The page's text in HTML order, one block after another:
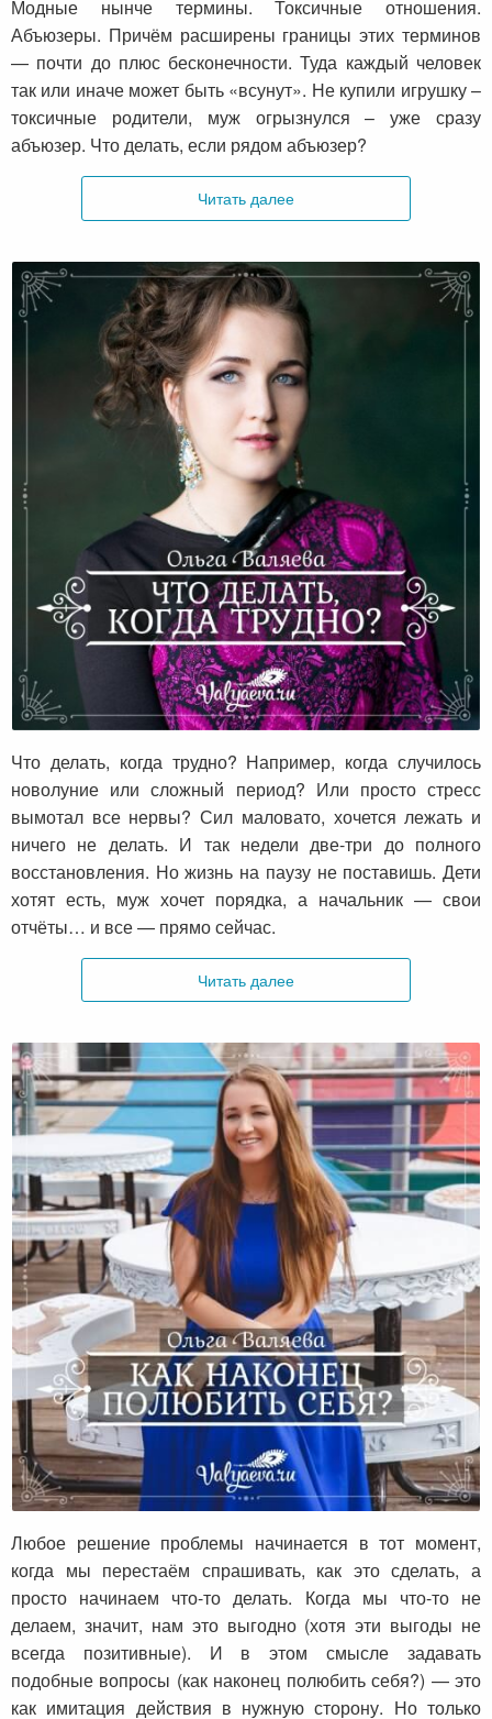
Модные нынче термины. Токсичные отношения.
Абъюзеры. Причём расширены границы этих терминов
— почти до плюс бесконечности. Туда каждый человек
так или иначе может быть «всунут». Не купили игрушку –
токсичные родители, муж огрызнулся – уже сразу
абъюзер. Что делать, если рядом абъюзер?
Читать далее
Что делать, когда трудно?
Что делать, когда трудно? Например, когда случилось
новолуние или сложный период? Или просто стресс
вымотал все нервы? Сил маловато, хочется лежать и
ничего не делать. И так недели две-три до полного
восстановления. Но жизнь на паузу не поставишь. Дети
хотят есть, муж хочет порядка, а начальник — свои
отчёты… и все — прямо сейчас.
Читать далее
Как наконец полюбить себя?
Любое решение проблемы начинается в тот момент,
когда мы перестаём спрашивать, как это сделать, а
просто начинаем что-то делать. Когда мы что-то не
делаем, значит, нам это выгодно (хотя эти выгоды не
всегда позитивные). И в этом смысле задавать
подобные вопросы (как наконец полюбить себя?) — это
как имитация действия в нужную сторону. Но только